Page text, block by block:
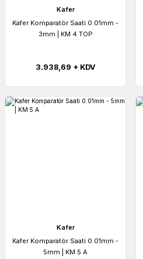
Kafer
Kafer Komparatör Saati 0.01mm -
3mm | KM 4 TOP
3.938,69 + KDV
Kafer
Kafer Komparatör Saati 0.01mm -
5mm | KM 5 A